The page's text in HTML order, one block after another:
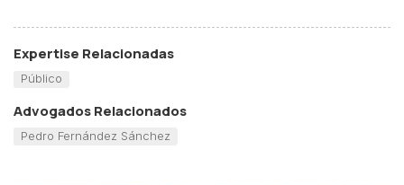
Expertise Relacionadas
Público
Advogados Relacionados
Pedro Fernández Sánchez